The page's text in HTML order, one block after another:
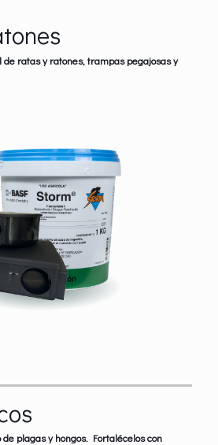
de ratas y ratones, trampas pegajosas y
plagas y hongos. Fortalécelos con